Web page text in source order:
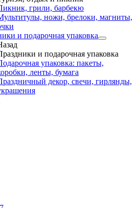
грили, барбекю
ножи, брелоки, магниты,
и подарочная упаковка
и подарочная упаковка
упаковка: пакеты,
ленты, бумага
декор, свечи, гирлянды,